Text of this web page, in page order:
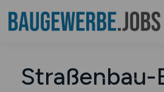
Straßenbau-